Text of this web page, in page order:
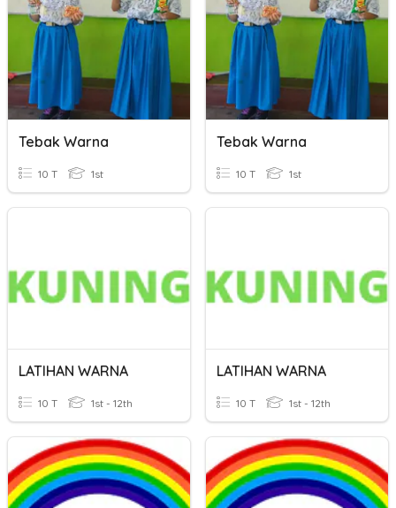
Tebak Warna
10 T 1st
Tebak Warna
10 T 1st
LATIHAN WARNA
10 T 1st - 12th
LATIHAN WARNA
10 T 1st - 12th